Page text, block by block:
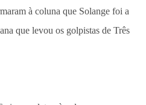
à coluna que Solange foi a
que levou os golpistas de Três